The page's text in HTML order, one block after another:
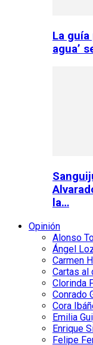
La
agua’
la…
Opinión
Alonso
Ángel
Carmen
Cartas al
Clorinda
Conrado
Cora
Emilia
Enrique
Felipe